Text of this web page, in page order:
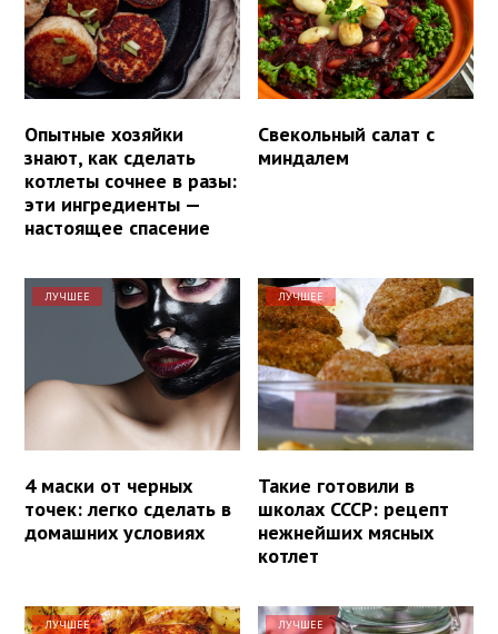
Опытные хозяйки
знают, как сделать
котлеты сочнее в разы:
эти ингредиенты —
настоящее спасение
Свекольный салат с
миндалем
ЛУЧШЕЕ
4 маски от черных
точек: легко сделать в
домашних условиях
ЛУЧШЕЕ
Такие готовили в
школах СССР: рецепт
нежнейших мясных
котлет
ЛУЧШЕЕ ЛУЧШЕЕ